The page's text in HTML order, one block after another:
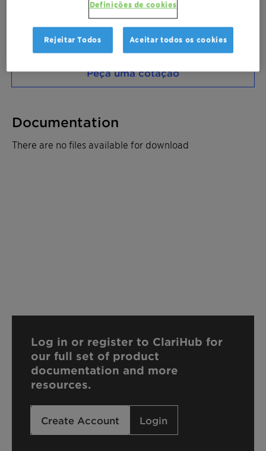
Entre em contato
Solicitar amostra
Peça uma cotação
Documentation
There are no files available for download
Log in or register to ClariHub for
our full set of product
documentation and more
resources.
Create Account Login
Definições de cookies
Rejeitar Todos Aceitar todos os cookies